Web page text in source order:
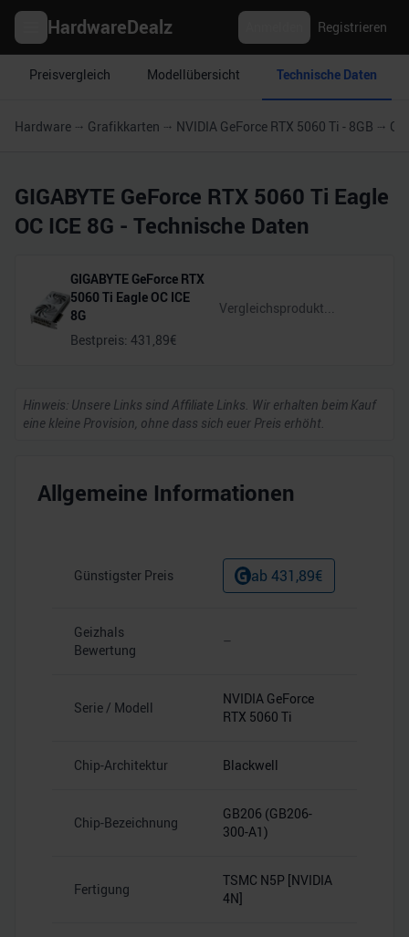
HardwareDealz Registrieren
Preisvergleich Modellübersicht Technische Daten
Hardware Grafikkarten NVIDIA GeForce RTX 5060 Ti - 8GB
GIGABYTE GeForce RTX 5060 Ti Eagle
OC ICE 8G - Technische Daten
GIGABYTE GeForce RTX
5060 Ti Eagle OC ICE
8G
Bestpreis: 431,89€
Hinweis: Unsere Links sind Affiliate Links. Wir erhalten beim Kauf
eine kleine Provision, ohne dass sich euer Preis erhöht.
Allgemeine Informationen
Günstigster Preis ab 431,89€
Geizhals
Bewertung
–
Serie / Modell
NVIDIA GeForce
RTX 5060 Ti
Chip-Architektur Blackwell
Chip-Bezeichnung
GB206 (GB206-
300-A1)
Fertigung
TSMC N5P [NVIDIA
4N]